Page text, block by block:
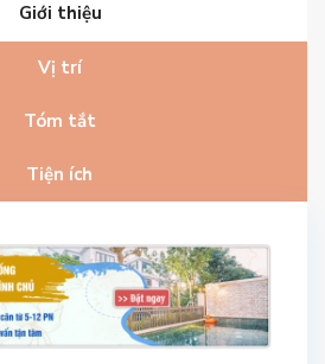
Giới thiệu
Vị trí
Tóm tắt
Tiện ích